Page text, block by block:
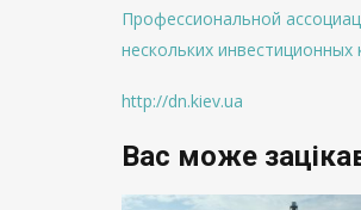
Профессиональной
нескольких
http://dn.kiev.ua
Вас може